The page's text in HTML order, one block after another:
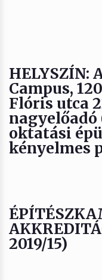
HELYSZÍN:
Campus,
Flóris utca
oktatási
kényelmes
2019/15)